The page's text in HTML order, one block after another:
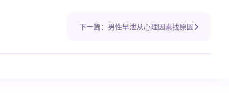
下一篇：男性早泄从心理因素找原因